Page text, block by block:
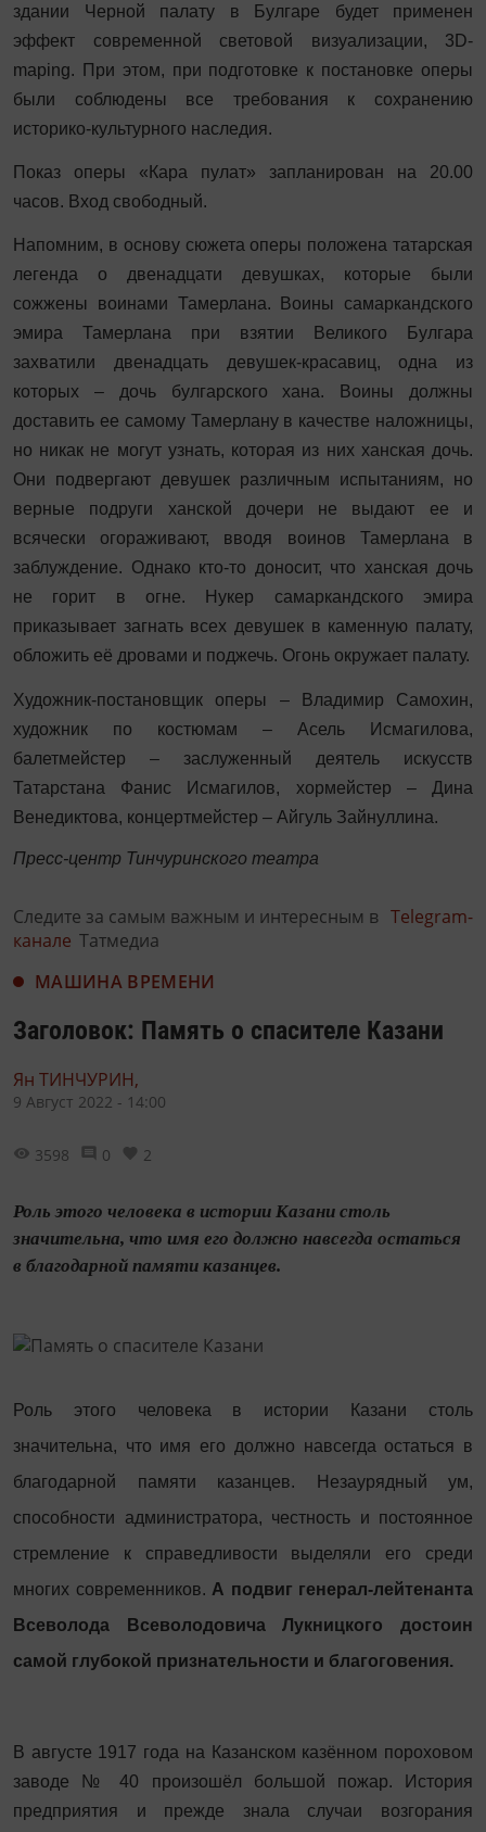
здании Черной палату в Булгаре будет применен
эффект современной световой визуализации, 3D-
maping. При этом, при подготовке к постановке оперы
были соблюдены все требования к сохранению
историко-культурного наследия.
Показ оперы «Кара пулат» запланирован на 20.00
часов. Вход свободный.
Напомним, в основу сюжета оперы положена татарская
легенда о двенадцати девушках, которые были
сожжены воинами Тамерлана. Воины самаркандского
эмира Тамерлана при взятии Великого Булгара
захватили двенадцать девушек-красавиц, одна из
которых – дочь булгарского хана. Воины должны
доставить ее самому Тамерлану в качестве наложницы,
но никак не могут узнать, которая из них ханская дочь.
Они подвергают девушек различным испытаниям, но
верные подруги ханской дочери не выдают ее и
всячески огораживают, вводя воинов Тамерлана в
заблуждение. Однако кто-то доносит, что ханская дочь
не горит в огне. Нукер самаркандского эмира
приказывает загнать всех девушек в каменную палату,
обложить её дровами и поджечь. Огонь окружает палату.
Художник-постановщик оперы – Владимир Самохин,
художник по костюмам – Асель Исмагилова,
балетмейстер – заслуженный деятель искусств
Татарстана Фанис Исмагилов, хормейстер – Дина
Венедиктова, концертмейстер – Айгуль Зайнуллина.
Пресс-центр Тинчуринского театра
Следите за самым важным и интересным в Telegram-
канале Татмедиа
МАШИНА ВРЕМЕНИ
Заголовок: Память о спасителе Казани
Ян ТИНЧУРИН,
9 Август 2022 - 14:00
3598 0 2
Роль этого человека в истории Казани столь
значительна, что имя его должно навсегда остаться
в благодарной памяти казанцев.
Роль этого человека в истории Казани столь
значительна, что имя его должно навсегда остаться в
благодарной памяти казанцев. Незаурядный ум,
способности администратора, честность и постоянное
стремление к справедливости выделяли его среди
многих современников. А подвиг генерал-лейтенанта
Всеволода Всеволодовича Лукницкого достоин
самой глубокой признательности и благоговения.
В августе 1917 года на Казанском казённом пороховом
заводе № 40 произошёл большой пожар. История
предприятия и прежде знала случаи возгорания